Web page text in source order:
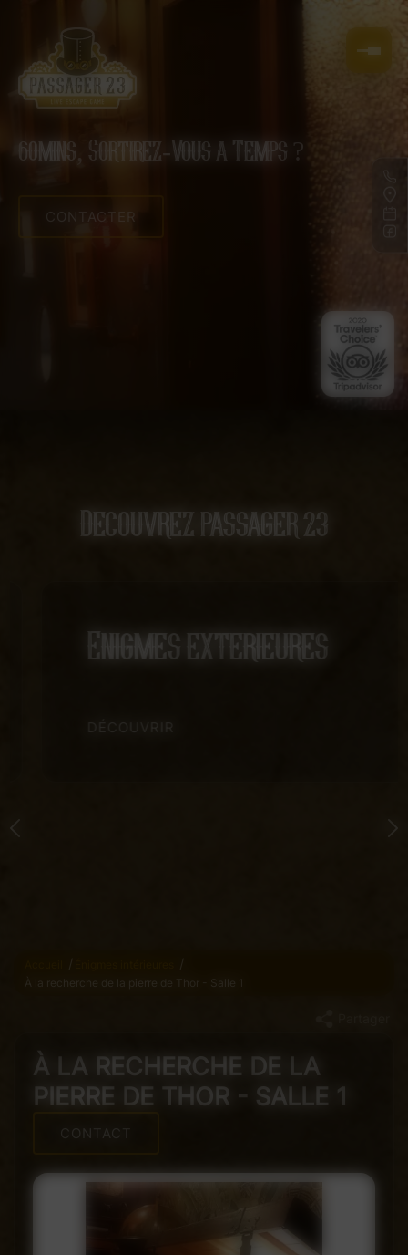
60mins, Sortirez-Vous a Temps ?
CONTACTER
Decouvrez passager 23
Enigmes exterieures
DÉCOUVRIR
À la recherche de la pierre de Thor - Salle 1
À LA RECHERCHE DE LA
PIERRE DE THOR - SALLE 1
CONTACT